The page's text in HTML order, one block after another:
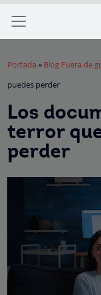
Portada » Blog Fuera de
puedes perder
Los
terror
perder